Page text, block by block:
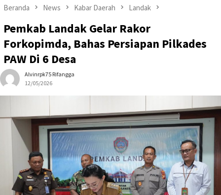
Beranda News Kabar Daerah Landak
Pemkab Landak Gelar Rakor
Forkopimda, Bahas Persiapan Pilkades
PAW Di 6 Desa
Alvinrpk75 Rifangga
12/05/2026